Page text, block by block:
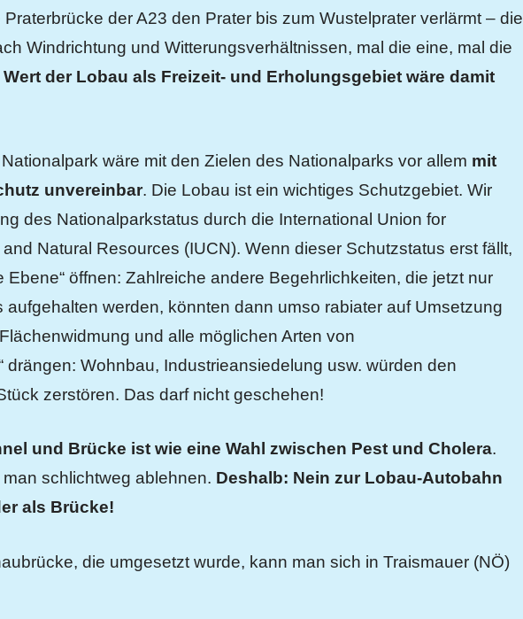
der A23 den Prater bis zum Wustelprater verlärmt – die
Windrichtung und Witterungsverhältnissen, mal die eine, mal die
Wert der Lobau als Freizeit- und Erholungsgebiet wäre damit
wäre mit den Zielen des Nationalparks vor allem mit
unvereinbar. Die Lobau ist ein wichtiges Schutzgebiet. Wir
des Nationalparkstatus durch die International Union for
Natural Resources (IUCN). Wenn dieser Schutzstatus erst fällt,
Ebene“ öffnen: Zahlreiche andere Begehrlichkeiten, die jetzt nur
werden, könnten dann umso rabiater auf Umsetzung
und alle möglichen Arten von
drängen: Wohnbau, Industrieansiedelung usw. würden den
zerstören. Das darf nicht geschehen!
und Brücke ist wie eine Wahl zwischen Pest und Cholera.
schlichtweg ablehnen. Deshalb: Nein zur Lobau-Autobahn
als Brücke!
die umgesetzt wurde, kann man sich in Traismauer (NÖ)